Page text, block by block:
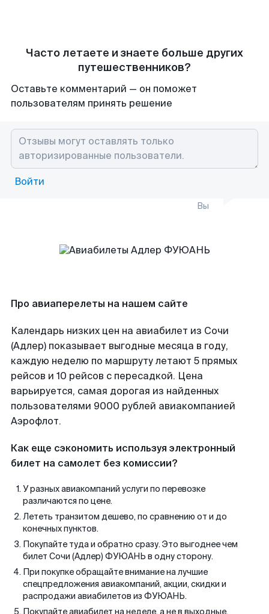
Часто летаете и знаете больше других
путешественников?
Оставьте комментарий — он поможет
пользователям принять решение
Войти
Вы
Про авиаперелеты на нашем сайте
Календарь низких цен на авиабилет из Сочи
(Адлер) показывает выгодные месяца в году,
каждую неделю по маршруту летают 5 прямых
рейсов и 10 рейсов с пересадкой. Цена
варьируется, самая дорогая из найденных
пользователями 9000 рублей авиакомпанией
Аэрофлот.
Как еще сэкономить используя электронный
билет на самолет без комиссии?
У разных авиакомпаний услуги по перевозке
различаются по цене.
Лететь транзитом дешево, по сравнению от и до
конечных пунктов.
Покупайте туда и обратно сразу. Это выгоднее чем
билет Сочи (Адлер) ФУЮАНЬ в одну сторону.
При покупке обращайте внимание на лучшие
спецпредложения авиакомпаний, акции, скидки и
распродажи авиабилетов из ФУЮАНЬ.
Покупайте авиабилет на неделе, а не в выходные.